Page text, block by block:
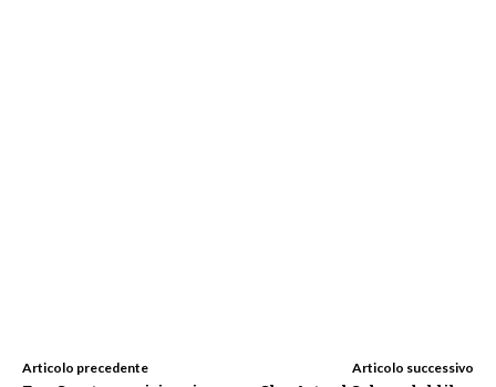
Articolo precedente Articolo successivo